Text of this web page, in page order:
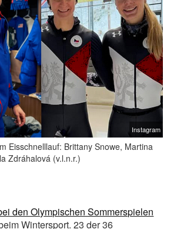
Instagram
Eisschnelllauf: Brittany Snowe, Martina
Zdráhalová (v.l.n.r.)
den Olympischen Sommerspielen
Wintersport. 23 der 36